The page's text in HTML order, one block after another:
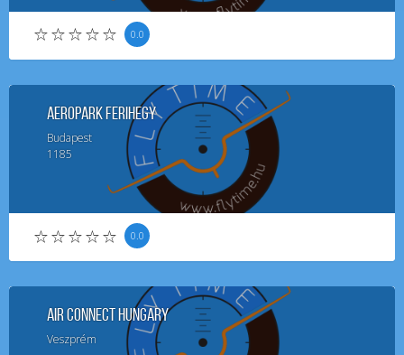
0.0
Aeropark Ferihegy
Budapest
1185
0.0
Air Connect Hungary
Veszprém